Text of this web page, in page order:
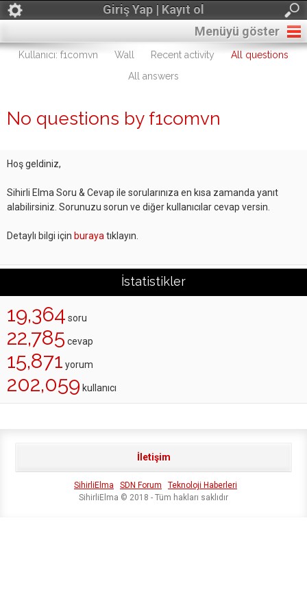
Giriş Yap | Kayıt ol
Menüyü göster
Kullanıcı: f1comvn Wall Recent activity
All questions
All answers
No questions by f1comvn
Hoş geldiniz,
Sihirli Elma Soru & Cevap ile sorularınıza en kısa zamanda yanıt
alabilirsiniz. Sorunuzu sorun ve diğer kullanıcılar cevap versin.
Detaylı bilgi için buraya tıklayın.
İstatistikler
19,364 soru
22,785 cevap
15,871 yorum
202,059 kullanıcı
İletişim
SihirliElma SDN Forum
Teknoloji Haberleri
SihirliElma © 2018 - Tüm hakları saklıdır